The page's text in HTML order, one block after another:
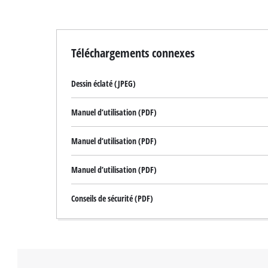
Téléchargements connexes
Dessin éclaté (JPEG)
Manuel d’utilisation (PDF)
Manuel d’utilisation (PDF)
Manuel d’utilisation (PDF)
Conseils de sécurité (PDF)